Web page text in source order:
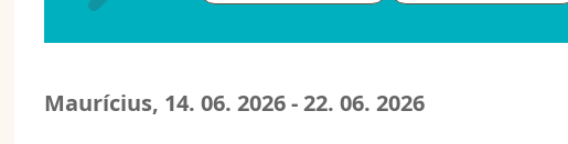
Maurícius, 14. 06. 2026 - 22. 06. 2026